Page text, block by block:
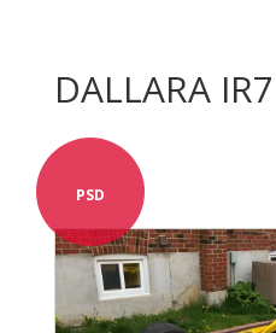
DALLARA IR7
PSD